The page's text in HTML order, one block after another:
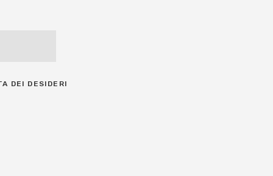
DEI DESIDERI